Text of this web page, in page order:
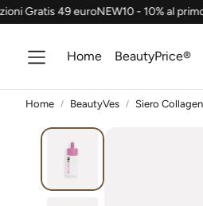
49 euroNEW10 - 10% al primo
Home BeautyPrice®
Home BeautyVes Siero